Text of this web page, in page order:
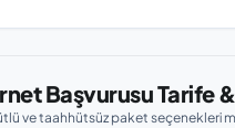
Başvurusu Tarife
ve taahhütsüz paket seçenekleri